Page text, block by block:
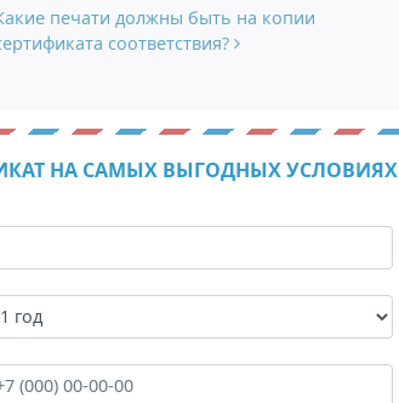
печати должны быть на копии
соответствия?
НА САМЫХ ВЫГОДНЫХ УСЛОВИЯХ